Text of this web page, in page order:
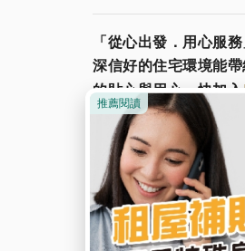
「從心出發．用心服
深信好的住宅環境能
的貼心與用心。快加入